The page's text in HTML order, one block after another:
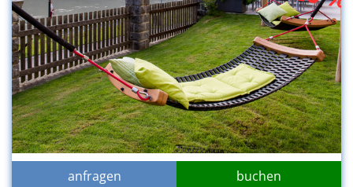
anfragen
buchen